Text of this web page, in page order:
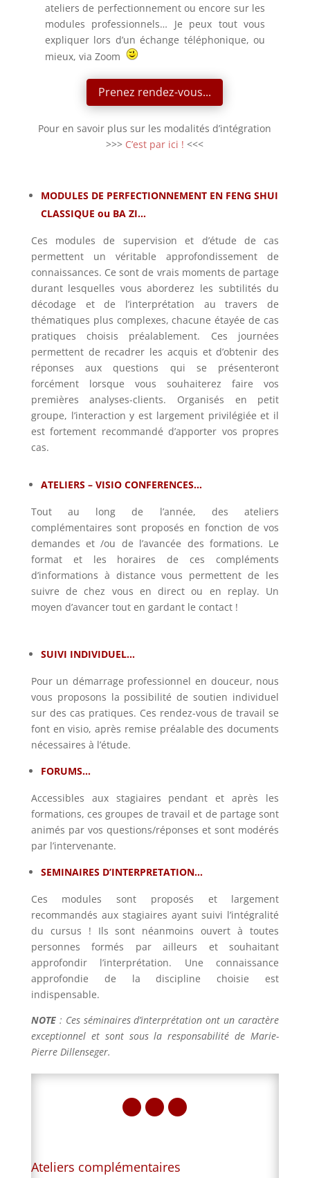
ateliers de perfectionnement ou encore sur les
modules professionnels… Je peux tout vous
expliquer lors d’un échange téléphonique, ou
mieux, via Zoom
Prenez rendez-vous...
Pour en savoir plus sur les modalités d’intégration
>>> C’est par ici ! <<<
MODULES DE PERFECTIONNEMENT EN FENG SHUI
CLASSIQUE ou BA ZI…
Ces modules de supervision et d’étude de cas
permettent un véritable approfondissement de
connaissances. Ce sont de vrais moments de partage
durant lesquelles vous aborderez les subtilités du
décodage et de l’interprétation au travers de
thématiques plus complexes, chacune étayée de cas
pratiques choisis préalablement. Ces journées
permettent de recadrer les acquis et d’obtenir des
réponses aux questions qui se présenteront
forcément lorsque vous souhaiterez faire vos
premières analyses-clients. Organisés en petit
groupe, l’interaction y est largement privilégiée et il
est fortement recommandé d’apporter vos propres
cas.
ATELIERS – VISIO CONFERENCES…
Tout au long de l’année, des ateliers
complémentaires sont proposés en fonction de vos
demandes et /ou de l’avancée des formations. Le
format et les horaires de ces compléments
d’informations à distance vous permettent de les
suivre de chez vous en direct ou en replay. Un
moyen d’avancer tout en gardant le contact !
SUIVI INDIVIDUEL…
Pour un démarrage professionnel en douceur, nous
vous proposons la possibilité de soutien individuel
sur des cas pratiques. Ces rendez-vous de travail se
font en visio, après remise préalable des documents
nécessaires à l’étude.
FORUMS…
Accessibles aux stagiaires pendant et après les
formations, ces groupes de travail et de partage sont
animés par vos questions/réponses et sont modérés
par l’intervenante.
SEMINAIRES D’INTERPRETATION…
Ces modules sont proposés et largement
recommandés aux stagiaires ayant suivi l’intégralité
du cursus ! Ils sont néanmoins ouvert à toutes
personnes formés par ailleurs et souhaitant
approfondir l’interprétation. Une connaissance
approfondie de la discipline choisie est
indispensable.
NOTE : Ces séminaires d’interprétation ont un caractère
exceptionnel et sont sous la responsabilité de Marie-
Pierre Dillenseger.

Ateliers complémentaires